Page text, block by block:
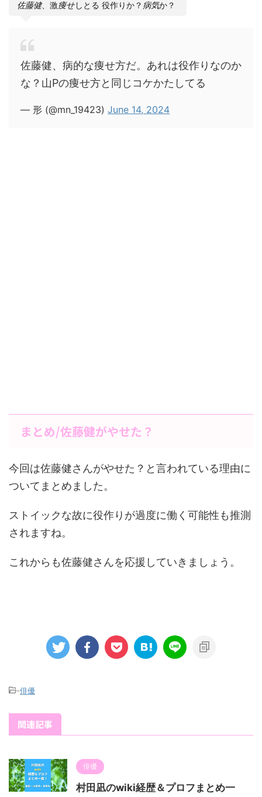
佐藤健、激痩せしとる 役作りか？ 病気か？
佐藤健、病的な痩せ方だ。あれは役作りなのか
な？山Pの痩せ方と同じコケかたしてる
— 形 (@mn_19423) June 14, 2024
まとめ/佐藤健がやせた？
今回は佐藤健さんがやせた？と言われている理由に
ついてまとめました。
ストイックな故に役作りが過度に働く可能性も推測
されますね。
これからも佐藤健さんを応援していきましょう。
-俳優
関連記事
俳優
村田凪のwiki経歴＆プロフまとめ一